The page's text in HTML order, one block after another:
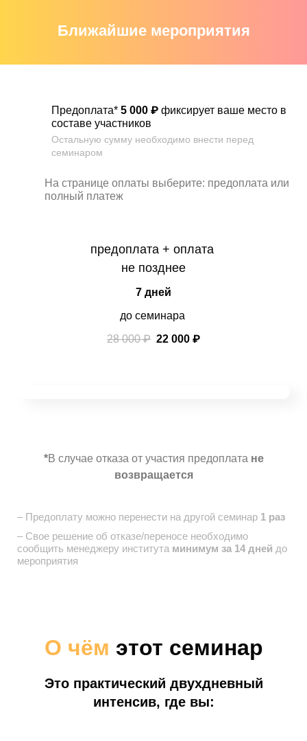
Ближайшие мероприятия
Предоплата* 5 000 ₽ фиксирует ваше место в
составе участников
Остальную сумму необходимо внести перед
семинаром
На странице оплаты выберите: предоплата или
полный платеж
предоплата + оплата
не позднее
7 дней
до семинара
28 000 ₽ 22 000 ₽
*В случае отказа от участия предоплата не
возвращается
– Предоплату можно перенести на другой семинар 1 раз
– Свое решение об отказе/переносе необходимо
сообщить менеджеру института минимум за 14 дней до
мероприятия
О чём этот семинар
Это практический двухдневный
интенсив, где вы: